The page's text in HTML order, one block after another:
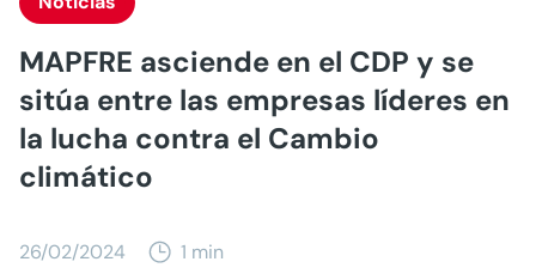
MAPFRE asciende en el CDP y se
sitúa entre las empresas líderes en
la lucha contra el Cambio
climático
26/02/2024 1 min